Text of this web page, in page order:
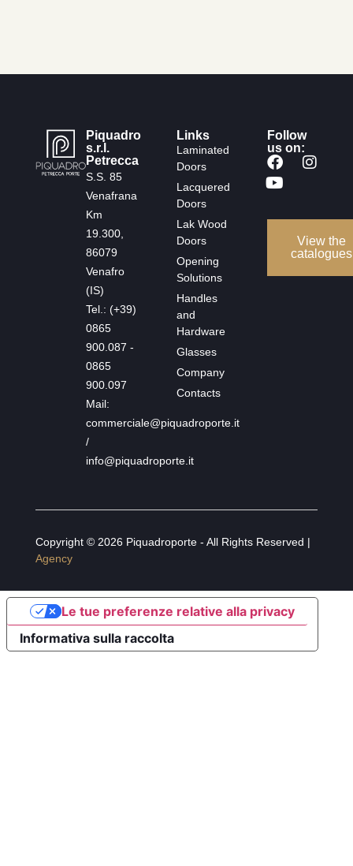
Piquadro
s.r.l.
Petrecca
S.S. 85
Venafrana
Km
19.300,
86079
Venafro
(IS)
Tel.: (+39)
0865
900.087 -
0865
900.097
Mail:
commerciale@piquadroporte.it
/
info@piquadroporte.it
Links
Laminated
Doors
Lacquered
Doors
Lak Wood
Doors
Opening
Solutions
Handles
and
Hardware
Glasses
Company
Contacts
Follow
us on:
View the
catalogues
Copyright © 2026 Piquadroporte - All Rights Reserved |
Agency
Informativa sulla raccolta
Le tue preferenze relative alla privacy